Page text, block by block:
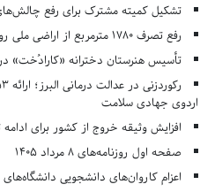
تشکیل کمیته مشترک برای رفع
رفع تصرف ۱۷۸۰ مترمربع از اراضی ملی روستای سرودار کرج
تأسیس هنرستان دخترانه «کارادُخت» در
اردوی جهادی سلامت
افزایش وثیقه خروج از کشور برای ادامه تحصیل به
صفحه اول روزنامه‌های 8 مرداد 1405
اعزام کاروان‌های دانشجویی